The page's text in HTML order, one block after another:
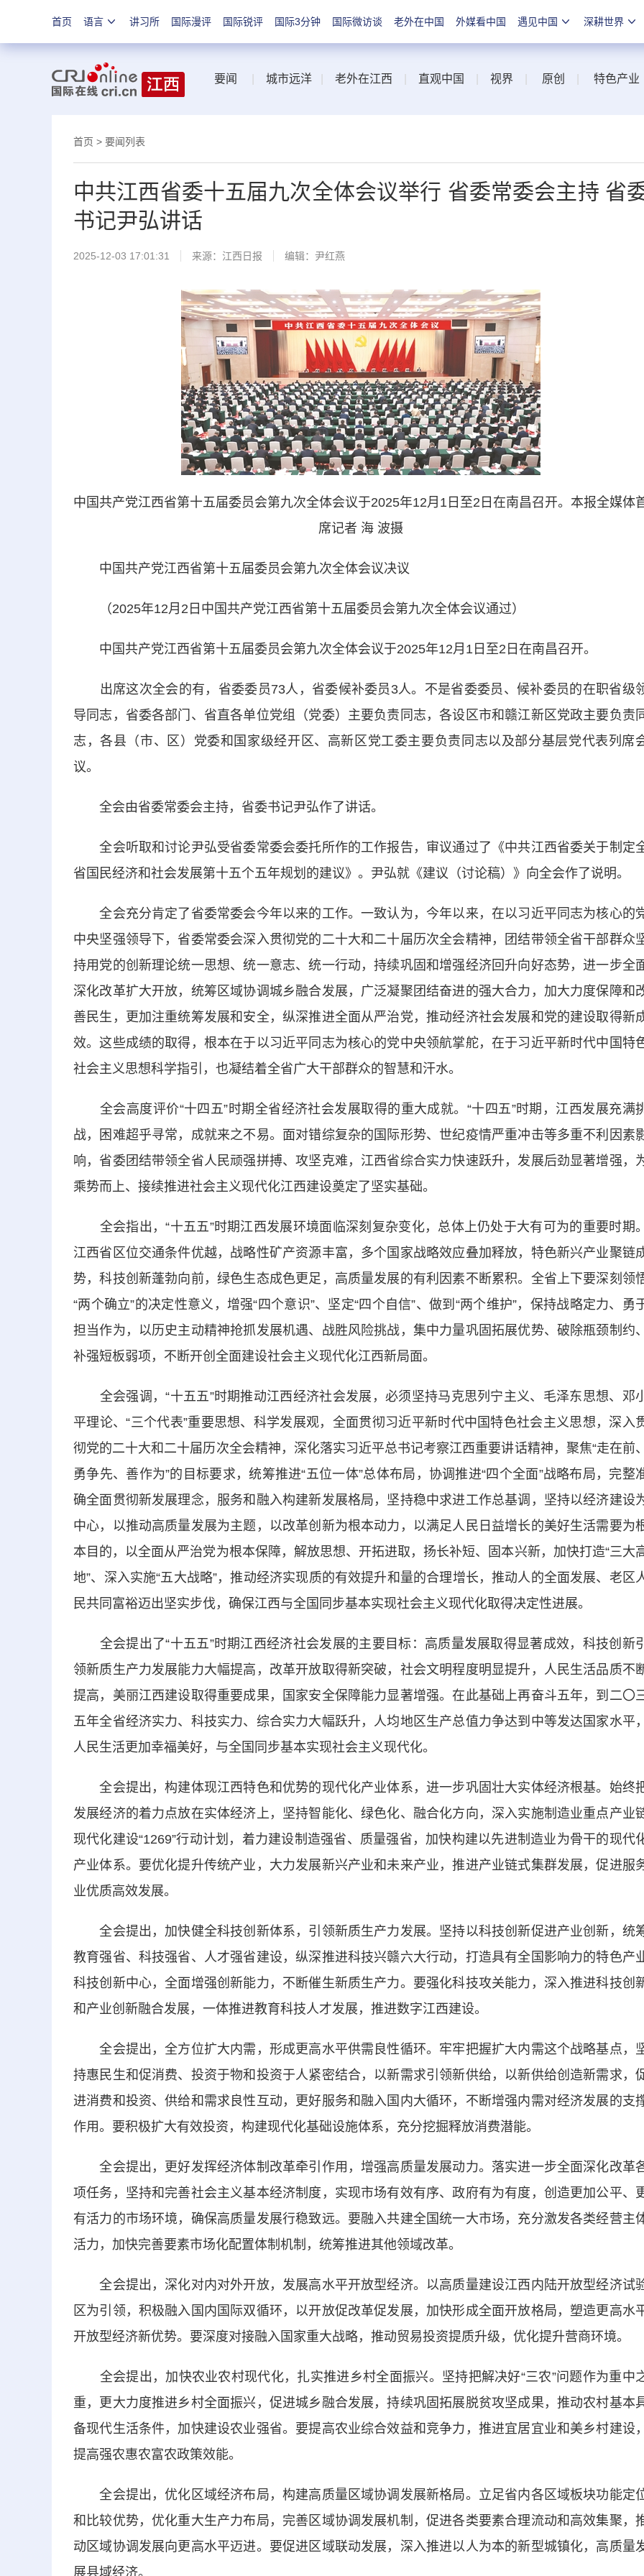
首页 语言 讲习所 国际漫评 国际锐评 国际3分钟 国际微访谈 老外在中国 外媒看中国 遇见中国 深耕世界
要闻 城市远洋 老外在江西 直观中国 视界 原创 特色产业
首页 > 要闻列表
中共江西省委十五届九次全体会议举行 省委常委会主持 省
书记尹弘讲话
2025-12-03 17:01:31 来源： 江西日报 编辑：尹红燕
中国共产党江西省第十五届委员会第九次全体会议于2025年12月1日至2日在南昌召开。本报全媒体
席记者 海 波摄
中国共产党江西省第十五届委员会第九次全体会议决议
（2025年12月2日中国共产党江西省第十五届委员会第九次全体会议通过）
中国共产党江西省第十五届委员会第九次全体会议于2025年12月1日至2日在南昌召开。
出席这次全会的有，省委委员73人，省委候补委员3人。不是省委委员、候补委员的在职省级
导同志，省委各部门、省直各单位党组（党委）主要负责同志，各设区市和赣江新区党政主要负责
志，各县（市、区）党委和国家级经开区、高新区党工委主要负责同志以及部分基层党代表列席
议。
全会由省委常委会主持，省委书记尹弘作了讲话。
全会听取和讨论尹弘受省委常委会委托所作的工作报告，审议通过了《中共江西省委关于制定
省国民经济和社会发展第十五个五年规划的建议》。尹弘就《建议（讨论稿）》向全会作了说明。
全会充分肯定了省委常委会今年以来的工作。一致认为，今年以来，在以习近平同志为核心的
中央坚强领导下，省委常委会深入贯彻党的二十大和二十届历次全会精神，团结带领全省干部群众
持用党的创新理论统一思想、统一意志、统一行动，持续巩固和增强经济回升向好态势，进一步全
深化改革扩大开放，统筹区域协调城乡融合发展，广泛凝聚团结奋进的强大合力，加大力度保障和
善民生，更加注重统筹发展和安全，纵深推进全面从严治党，推动经济社会发展和党的建设取得新
效。这些成绩的取得，根本在于以习近平同志为核心的党中央领航掌舵，在于习近平新时代中国特
社会主义思想科学指引，也凝结着全省广大干部群众的智慧和汗水。
全会高度评价“十四五”时期全省经济社会发展取得的重大成就。“十四五”时期，江西发展充满
战，困难超乎寻常，成就来之不易。面对错综复杂的国际形势、世纪疫情严重冲击等多重不利因素
响，省委团结带领全省人民顽强拼搏、攻坚克难，江西省综合实力快速跃升，发展后劲显著增强，
乘势而上、接续推进社会主义现代化江西建设奠定了坚实基础。
全会指出，“十五五”时期江西发展环境面临深刻复杂变化，总体上仍处于大有可为的重要时期。
江西省区位交通条件优越，战略性矿产资源丰富，多个国家战略效应叠加释放，特色新兴产业聚链
势，科技创新蓬勃向前，绿色生态成色更足，高质量发展的有利因素不断累积。全省上下要深刻领
“两个确立”的决定性意义，增强“四个意识”、坚定“四个自信”、做到“两个维护”，保持战略定力、勇
担当作为，以历史主动精神抢抓发展机遇、战胜风险挑战，集中力量巩固拓展优势、破除瓶颈制约、
补强短板弱项，不断开创全面建设社会主义现代化江西新局面。
全会强调，“十五五”时期推动江西经济社会发展，必须坚持马克思列宁主义、毛泽东思想、邓
平理论、“三个代表”重要思想、科学发展观，全面贯彻习近平新时代中国特色社会主义思想，深入
彻党的二十大和二十届历次全会精神，深化落实习近平总书记考察江西重要讲话精神，聚焦“走在前、
勇争先、善作为”的目标要求，统筹推进“五位一体”总体布局，协调推进“四个全面”战略布局，完整
确全面贯彻新发展理念，服务和融入构建新发展格局，坚持稳中求进工作总基调，坚持以经济建设
中心，以推动高质量发展为主题，以改革创新为根本动力，以满足人民日益增长的美好生活需要为
本目的，以全面从严治党为根本保障，解放思想、开拓进取，扬长补短、固本兴新，加快打造“三大
地”、深入实施“五大战略”，推动经济实现质的有效提升和量的合理增长，推动人的全面发展、老区
民共同富裕迈出坚实步伐，确保江西与全国同步基本实现社会主义现代化取得决定性进展。
全会提出了“十五五”时期江西经济社会发展的主要目标：高质量发展取得显著成效，科技创新引
领新质生产力发展能力大幅提高，改革开放取得新突破，社会文明程度明显提升，人民生活品质不
提高，美丽江西建设取得重要成果，国家安全保障能力显著增强。在此基础上再奋斗五年，到二〇
五年全省经济实力、科技实力、综合实力大幅跃升，人均地区生产总值力争达到中等发达国家水平，
人民生活更加幸福美好，与全国同步基本实现社会主义现代化。
全会提出，构建体现江西特色和优势的现代化产业体系，进一步巩固壮大实体经济根基。始终
发展经济的着力点放在实体经济上，坚持智能化、绿色化、融合化方向，深入实施制造业重点产业
现代化建设“1269”行动计划，着力建设制造强省、质量强省，加快构建以先进制造业为骨干的现代
产业体系。要优化提升传统产业，大力发展新兴产业和未来产业，推进产业链式集群发展，促进服
业优质高效发展。
全会提出，加快健全科技创新体系，引领新质生产力发展。坚持以科技创新促进产业创新，统
教育强省、科技强省、人才强省建设，纵深推进科技兴赣六大行动，打造具有全国影响力的特色产
科技创新中心，全面增强创新能力，不断催生新质生产力。要强化科技攻关能力，深入推进科技创
和产业创新融合发展，一体推进教育科技人才发展，推进数字江西建设。
全会提出，全方位扩大内需，形成更高水平供需良性循环。牢牢把握扩大内需这个战略基点，
持惠民生和促消费、投资于物和投资于人紧密结合，以新需求引领新供给，以新供给创造新需求，
进消费和投资、供给和需求良性互动，更好服务和融入国内大循环，不断增强内需对经济发展的支
作用。要积极扩大有效投资，构建现代化基础设施体系，充分挖掘释放消费潜能。
全会提出，更好发挥经济体制改革牵引作用，增强高质量发展动力。落实进一步全面深化改革
项任务，坚持和完善社会主义基本经济制度，实现市场有效有序、政府有为有度，创造更加公平、
有活力的市场环境，确保高质量发展行稳致远。要融入共建全国统一大市场，充分激发各类经营主
活力，加快完善要素市场化配置体制机制，统筹推进其他领域改革。
全会提出，深化对内对外开放，发展高水平开放型经济。以高质量建设江西内陆开放型经济试
区为引领，积极融入国内国际双循环，以开放促改革促发展，加快形成全面开放格局，塑造更高水
开放型经济新优势。要深度对接融入国家重大战略，推动贸易投资提质升级，优化提升营商环境。
全会提出，加快农业农村现代化，扎实推进乡村全面振兴。坚持把解决好“三农”问题作为重中
重，更大力度推进乡村全面振兴，促进城乡融合发展，持续巩固拓展脱贫攻坚成果，推动农村基本
备现代生活条件，加快建设农业强省。要提高农业综合效益和竞争力，推进宜居宜业和美乡村建设，
提高强农惠农富农政策效能。
全会提出，优化区域经济布局，构建高质量区域协调发展新格局。立足省内各区域板块功能定
和比较优势，优化重大生产力布局，完善区域协调发展机制，促进各类要素合理流动和高效集聚，
动区域协调发展向更高水平迈进。要促进区域联动发展，深入推进以人为本的新型城镇化，高质量
展县域经济。